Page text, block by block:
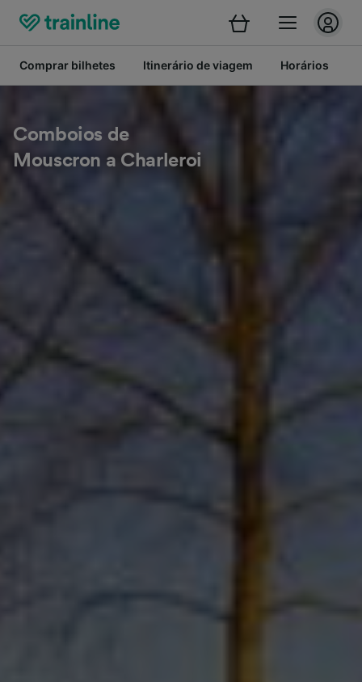
Comprar bilhetes Itinerário de viagem Horários
Comboios de
Mouscron a Charleroi